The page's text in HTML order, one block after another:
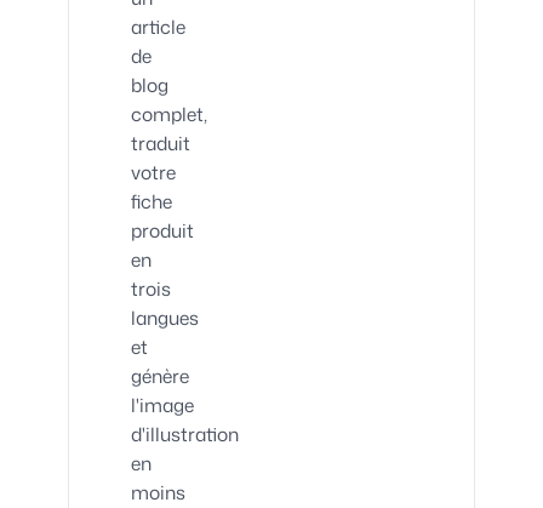
article
de
blog
complet,
traduit
votre
fiche
produit
en
trois
langues
et
génère
l'image
d'illustration
en
moins